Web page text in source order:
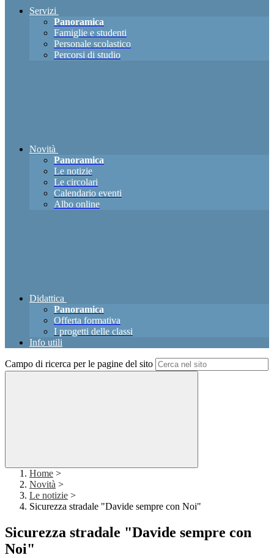
Servizi
Panoramica
Famiglie e studenti
Personale scolastico
Percorsi di studio
Novità
Panoramica
Le notizie
Le circolari
Calendario eventi
Albo online
Didattica
Panoramica
Offerta formativa
I progetti delle classi
Info utili
Campo di ricerca per le pagine del sito
Home >
Novità >
Le notizie >
Sicurezza stradale "Davide sempre con Noi"
Sicurezza stradale "Davide sempre con
Noi"